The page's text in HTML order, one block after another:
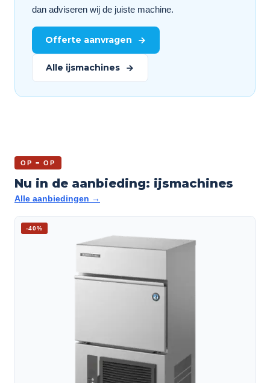
dan adviseren wij de juiste machine.
Offerte aanvragen
Alle ijsmachines
OP = OP
Nu in de aanbieding: ijsmachines
Alle aanbiedingen →
-40%